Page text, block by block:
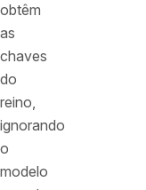
obtêm
as
chaves
do
reino,
ignorando
o
modelo